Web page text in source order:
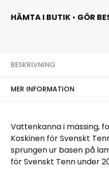
HÄMTA I BUTIK • GÖR
BESKRIVNING
MER INFORMATION
Vattenkanna i mässing,
Koskinen för Svenskt
sprungen ur basen på
för Svenskt Tenn under